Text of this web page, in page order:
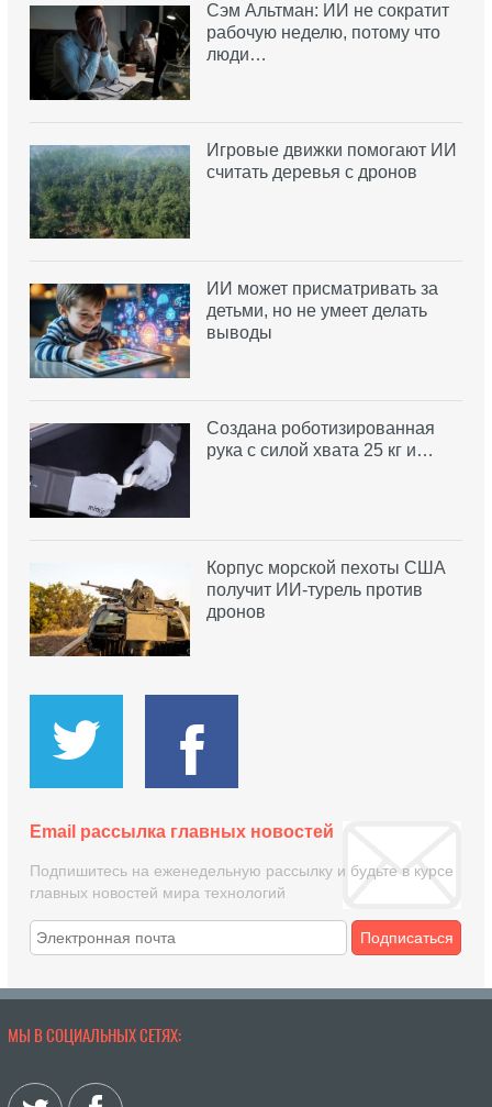
Сэм Альтман: ИИ не сократит
рабочую неделю, потому что
люди…
Игровые движки помогают ИИ
считать деревья с дронов
ИИ может присматривать за
детьми, но не умеет делать
выводы
Создана роботизированная
рука с силой хвата 25 кг и…
Корпус морской пехоты США
получит ИИ-турель против
дронов
Email рассылка главных новостей
Подпишитесь на еженедельную рассылку и будьте в курсе
главных новостей мира технологий
Подписаться
МЫ В СОЦИАЛЬНЫХ СЕТЯХ: